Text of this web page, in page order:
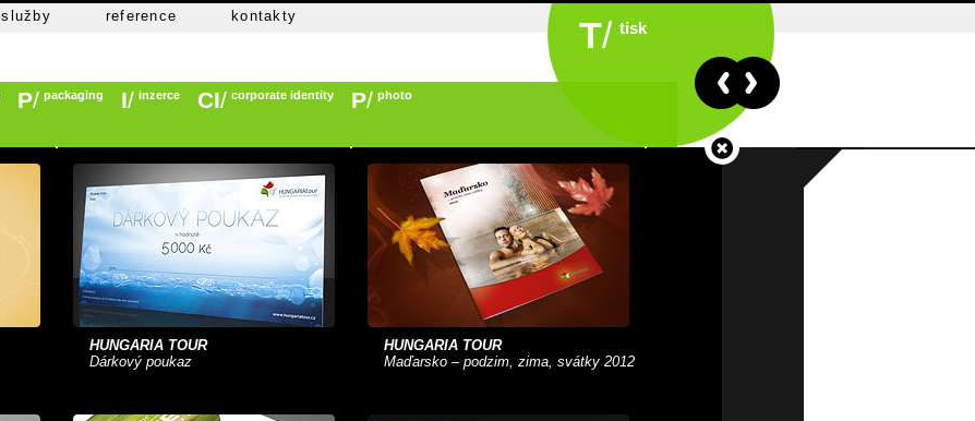
služby reference kontakty
P/ packaging I/ inzerce CI/ corporate identity P/ photo
HUNGARIA TOUR
Dárkový poukaz
HUNGARIA TOUR
Maďarsko – podzim, zima, svátky 2012
T/ tisk